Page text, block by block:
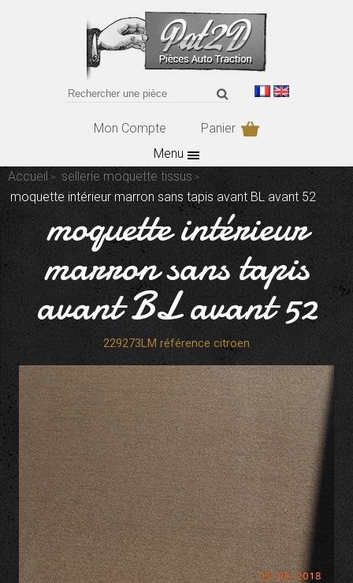
Mon Compte
Panier
Menu
Accueil
sellerie moquette tissus
moquette intérieur marron sans tapis avant BL avant 52
moquette intérieur
marron sans tapis
avant BL avant 52
229273LM référence citroen